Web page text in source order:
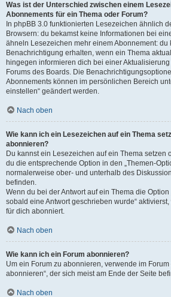
Was ist der Unterschied zwischen einem
Abonnements für ein Thema oder Forum?
In phpBB 3.0 funktionierten Lesezeichen ähnlich
Browsern: du bekamst keine Informationen bei
ähneln Lesezeichen mehr einem Abonnement: du
Benachrichtigung erhalten, wenn ein Thema
hingegen informieren dich bei einer
Forums des Boards. Die
Abonnements können im persönlichen Bereich
einstellen“ geändert werden.
Nach oben
Wie kann ich ein Lesezeichen auf ein Thema
abonnieren?
Du kannst ein Lesezeichen auf ein Thema setzen
du die entsprechende Option in den „Themen-
normalerweise ober- und unterhalb des
befinden.
Wenn du bei der Antwort auf ein Thema die
sobald eine Antwort geschrieben wurde“
für dich abonniert.
Nach oben
Wie kann ich ein Forum abonnieren?
Um ein Forum zu abonnieren, verwende im Forum
abonnieren“, der sich meist am Ende der Seite
Nach oben